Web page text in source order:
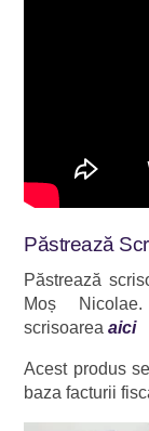
Păstrează
Păstrează
Moș
scrisoareaaici
Acest produs
baza facturii